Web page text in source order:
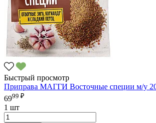
Быстрый просмотр
Приправа МАГГИ Восточные специи м/у
6999 ₽
1 шт